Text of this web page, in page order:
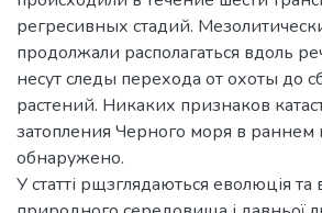
регресивных стадий.
продолжали располагаться вдоль
несут следы перехода от охоты до
растений. Никаких признаков
затопления Черного моря в раннем
обнаружено.
У статті рщзглядаються еволюція та